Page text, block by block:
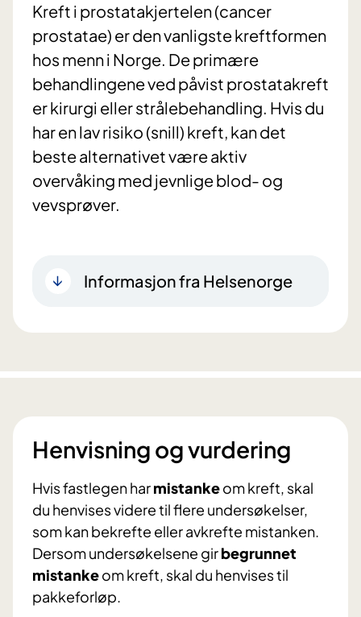
Kreft i prostatakjertelen (cancer
prostatae) er den vanligste kreftformen
hos menn i Norge. De primære
behandlingene ved påvist prostatakreft
er kirurgi eller strålebehandling. Hvis du
har en lav risiko (snill) kreft, kan det
beste alternativet være aktiv
overvåking med jevnlige blod- og
vevsprøver.
Informasjon fra Helsenorge
Henvisning og vurdering
Hvis fastlegen harmistankeom kreft, skal
du henvises videre til flere undersøkelser,
som kan bekrefte eller avkrefte mistanken.
Dersom undersøkelsene girbegrunnet
mistankeom kreft, skal du henvises til
pakkeforløp.